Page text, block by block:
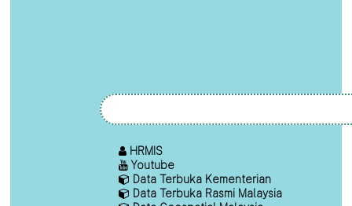
HRMIS
Youtube
Data Terbuka Kementerian
Data Terbuka Rasmi Malaysia